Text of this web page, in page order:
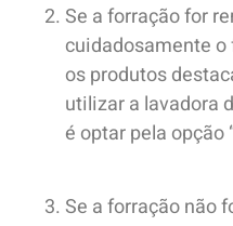
Se a forração for
cuidadosamente
os produtos
utilizar a lavadora
é optar pela opção
Se a forração não